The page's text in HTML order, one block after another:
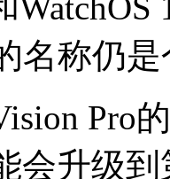
名称仍
Pro的
会升级